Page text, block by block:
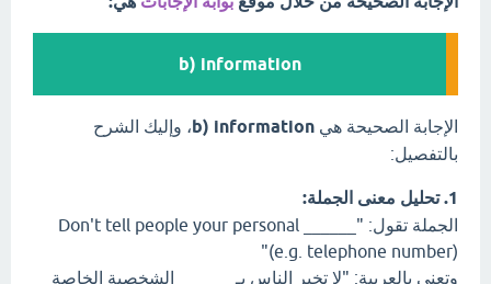
b) information
الإجابة الصحيحة هي b) information، وإليك الشرح
بالتفصيل:
1. تحليل معنى الجملة:
الجملة تقول: "Don't tell people your personal ______
(e.g. telephone number)"
وتعني بالعربية: "لا تخبر الناس بـ ______ الشخصية الخاصة